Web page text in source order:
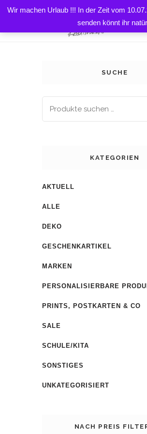
Wir machen Urlaub !!! In der Zeit vom
senden könnt ihr
SUCHE
KATEGORIEN
AKTUELL
ALLE
DEKO
GESCHENKARTIKEL
MARKEN
PERSONALISIERBARE
PRINTS, POSTKARTEN & CO
SALE
SCHULE/KITA
SONSTIGES
UNKATEGORISIERT
NACH PREIS